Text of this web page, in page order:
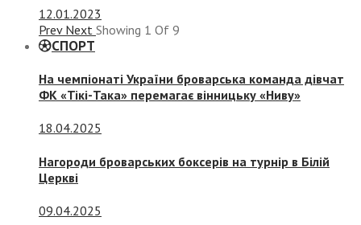
12.01.2023
Prev Next Showing 1 Of 9
СПОРТ
На чемпіонаті України броварська команда дівчат
ФК «Тікі-Така» перемагає вінницьку «Ниву»
18.04.2025
Нагороди броварських боксерів на турнір в Білій
Церкві
09.04.2025